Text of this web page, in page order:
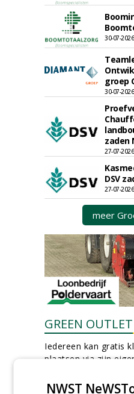
30-07-
groep
30-07-2026
zaden
27-07-
DSV
27-07-
meer
GREEN OUTLET
Iedereen kan gratis
plaatsen via zijn
NWST